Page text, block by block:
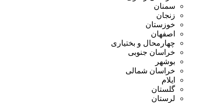
سمنان
زنجان
خوزستان
اصفهان
چهارمحال و بختیاری
خراسان جنوبی
بوشهر
خراسان شمالی
ایلام
گلستان
لرستان